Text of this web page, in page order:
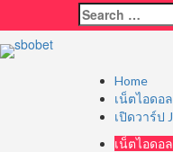
Search
for:
Home
เน็ตไอดอล
เปิดวาร์ป
เน็ตไอดอล